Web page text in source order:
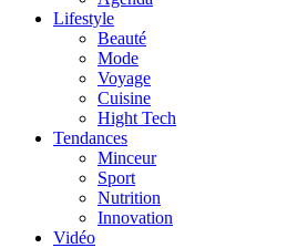
Lifestyle
Beauté
Mode
Voyage
Cuisine
Hight Tech
Tendances
Minceur
Sport
Nutrition
Innovation
Vidéo